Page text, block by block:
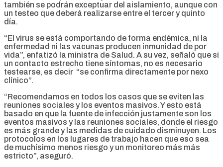
también se podrán exceptuar del aislamiento, aunque con
un testeo que deberá realizarse entre el tercer y quinto
día.
“El virus se está comportando de forma endémica, ni la
enfermedad ni las vacunas producen inmunidad de por
vida”, enfatizó la ministra de Salud. A su vez, señaló que si
un contacto estrecho tiene síntomas, no es necesario
testearse, es decir “se confirma directamente por nexo
clínico”.
“Recomendamos en todos los casos que se eviten las
reuniones sociales y los eventos masivos. Y esto está
basado en que la fuente de infección justamente son los
eventos masivos y las reuniones sociales, donde el riesgo
es más grande y las medidas de cuidado disminuyen. Los
protocolos en los lugares de trabajo hacen que eso sea
de muchísimo menos riesgo y un monitoreo más más
estricto”, aseguró.